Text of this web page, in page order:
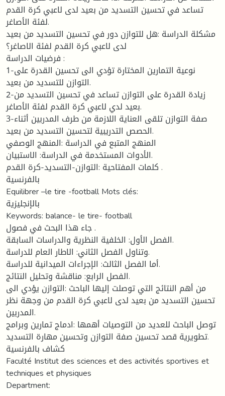
تساعد في تحسين التسديد من بعيد لدى لاعبي كرة القدم
لفئة الأصاغر.
مشكلة الدراسة :هل للتوازن دور في تحسين التسديد من بعيد
لدى لاعبي كرة القدم لفئة الاصاغر؟
فرضيات الدراسة :
1-نوعية التمارين المختارة تؤدي الى تحسين القدرة على
التوازن للتسديد من بعيد.
2-زيادة القدرة على التوازن تساعد في تحسين التسديد من
بعيد لدي لاعبي كرة القدم لفئة الأصاغر.
3-صفة التوازن تلقى العناية اللازمة من طرف المدربين أثناء
الحصص التدريبية لتحسين التسديد من بعيد.
المنهج المتبع في الدراسة :المنهج الوصفي
الأدوات المستخدمة في الدراسة: الاستبيان.
كلمات المفتاحية :التوازن-التسديد-كرة القدم .
بالفرنسية
Equilibrer –le tire -football Mots clés:
بالإنجليزية
Keywords: balance- le tire- football
جاء هذا البحث في فصول .
الفصل الأول: الخلفية النظرية والدراسات السابقة.
وتناول الفصل الثاني: الاطار العام للدراسة.
أما الفصل الثالث: الإجراءات الميدانية للدراسة.
الفصل الرابع: مناقشة وتحليل النتائج.
من أهم النتائج التي توصلت إليها الباحث :التوازن يؤدي الى
تحسين التسديد من بعيد لدى لاعبي كرة القدم من وجهة نظر
المدربين.
توصل الباحث للعديد من التوصيات أهمها :ادماج تمارين وبرامج
تطويرية قصد تحسين صفة التوازن وتحسين مهارة التسديد.
كشاف بالفرنسية
Faculté Institut des sciences et des activités sportives et
techniques et physiques
Department: